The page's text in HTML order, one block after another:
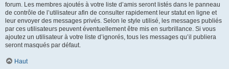
forum. Les membres ajoutés à votre liste d’amis seront listés dans le panneau
de contrôle de l’utilisateur afin de consulter rapidement leur statut en ligne et
leur envoyer des messages privés. Selon le style utilisé, les messages publiés
par ces utilisateurs peuvent éventuellement être mis en surbrillance. Si vous
ajoutez un utilisateur à votre liste d’ignorés, tous les messages qu’il publiera
seront masqués par défaut.
Haut